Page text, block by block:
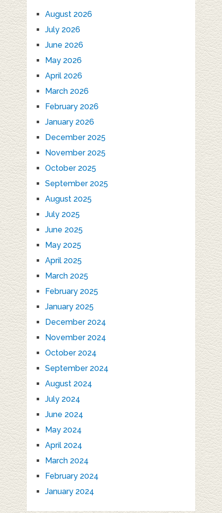
August 2026
July 2026
June 2026
May 2026
April 2026
March 2026
February 2026
January 2026
December 2025
November 2025
October 2025
September 2025
August 2025
July 2025
June 2025
May 2025
April 2025
March 2025
February 2025
January 2025
December 2024
November 2024
October 2024
September 2024
August 2024
July 2024
June 2024
May 2024
April 2024
March 2024
February 2024
January 2024